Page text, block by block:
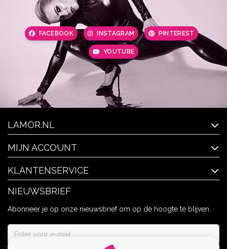
FACEBOOK INSTAGRAM PINTEREST
YOUTUBE
LAMOR.NL
MIJN ACCOUNT
KLANTENSERVICE
NIEUWSBRIEF
Abonneer je op onze nieuwsbrief om op de hoogte te blijven.